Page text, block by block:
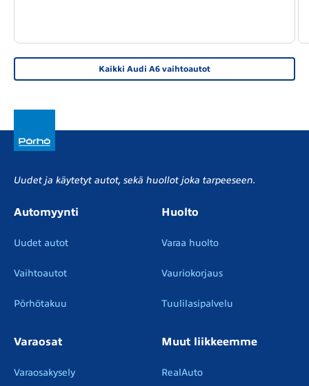
Kaikki Audi A6 vaihtoautot
Uudet ja käytetyt autot, sekä huollot joka tarpeeseen.
Automyynti
Uudet autot
Vaihtoautot
Pörhötakuu
Huolto
Varaa huolto
Vauriokorjaus
Tuulilasipalvelu
Varaosat
Varaosakysely
Muut liikkeemme
RealAuto